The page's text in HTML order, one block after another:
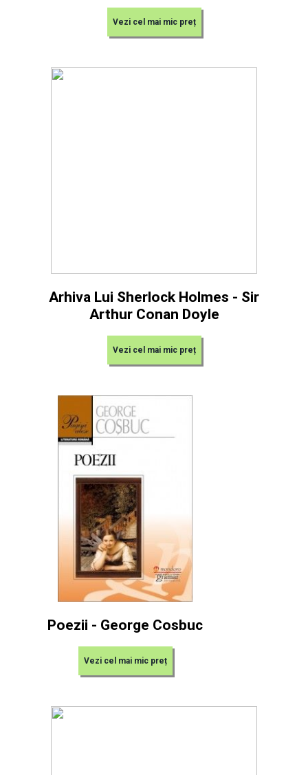
Vezi cel mai mic preț
Arhiva Lui Sherlock Holmes - Sir
Arthur Conan Doyle
Vezi cel mai mic preț
Poezii - George Cosbuc
Vezi cel mai mic preț